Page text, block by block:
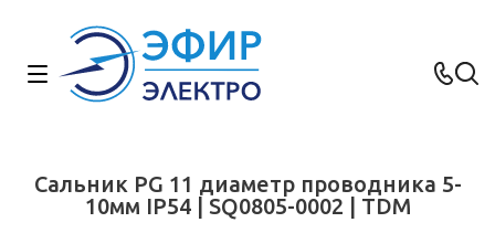
Сальник PG 11 диаметр проводника 5-
10мм IP54 | SQ0805-0002 | TDM